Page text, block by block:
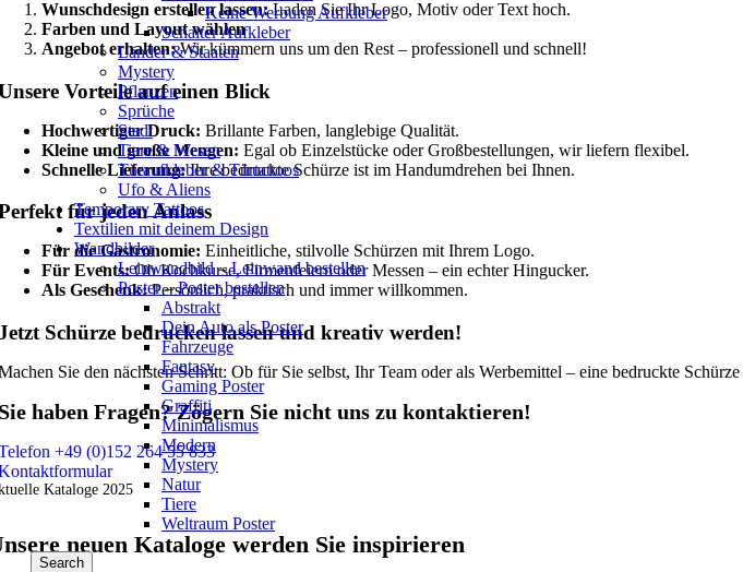
Keine Werbung Aufkleber
Schalter Aufkleber
Länder & Staaten
Mystery
Pflanzen
Sprüche
Stadt
Tiere & Wesen
Türaufkleber & Türtattoos
Ufo & Aliens
Temporary Tattoos
Textilien mit deinem Design
Wandbilder
Leinwandbild – Leinwand bestellen
Poster – Poster bestellen
Abstrakt
Dein Auto als Poster
Fahrzeuge
Fantasy
Gaming Poster
Graffiti
Minimalismus
Modern
Mystery
Natur
Tiere
Weltraum Poster
Search
Wunschdesign erstellen lassen:Laden Sie Ihr Logo, Motiv oder Text hoch.
Farben und Layout wählen
Angebot erhalten:Wir kümmern uns um den Rest – professionell und schnell!
Vorteile auf einen Blick
Hochwertiger Druck: Brillante Farben, langlebige Qualität.
Kleine und große Mengen: Egal ob Einzelstücke oder Großbestellungen, wir liefern flexibel.
Schnelle Lieferung:Ihre bedruckte Schürze ist im Handumdrehen bei Ihnen.
für jeden Anlass
Für die Gastronomie: Einheitliche, stilvolle Schürzen mit Ihrem Logo.
Für Events:Ob Kochkurse, Firmenfeiern oder Messen – ein echter Hingucker.
Als Geschenk:Persönlich, praktisch und immer willkommen.
Schürze bedrucken lassen und kreativ werden!
Sie den nächsten Schritt: Ob für Sie selbst, Ihr Team oder als Werbemittel – eine bedruckte
haben Fragen? Zögern Sie nicht uns zu kontaktieren!
+49 (0)152 264 55 833
Kataloge 2025
neuen Kataloge werden Sie inspirieren